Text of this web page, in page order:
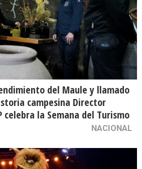
del Maule y llamado
campesina Director
celebra la Semana del Turismo
NACIONAL